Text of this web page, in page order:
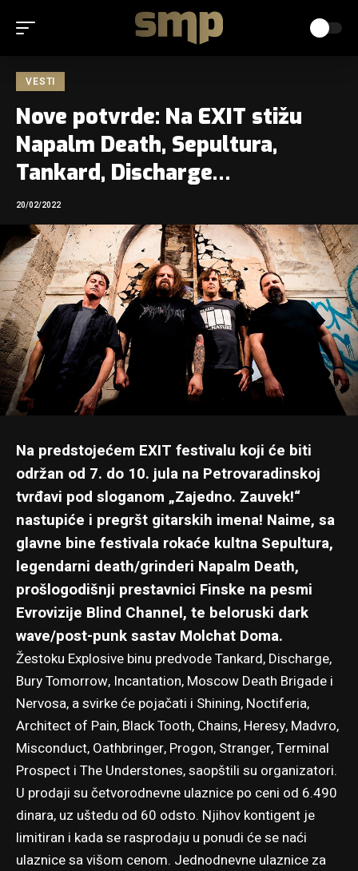
VESTI
Nove potvrde: Na EXIT stižu
Napalm Death, Sepultura,
Tankard, Discharge…
20/02/2022
Na predstojećem EXIT festivalu koji će biti
održan od 7. do 10. jula na Petrovaradinskoj
tvrđavi pod sloganom „Zajedno. Zauvek!“
nastupiće i pregršt gitarskih imena! Naime, sa
glavne bine festivala rokaće kultna Sepultura,
legendarni death/grinderi Napalm Death,
prošlogodišnji prestavnici Finske na pesmi
Evrovizije Blind Channel, te beloruski dark
wave/post-punk sastav Molchat Doma.
Žestoku Explosive binu predvode Tankard, Discharge,
Bury Tomorrow, Incantation, Moscow Death Brigade i
Nervosa, a svirke će pojačati i Shining, Noctiferia,
Architect of Pain, Black Tooth, Chains, Heresy, Madvro,
Misconduct, Oathbringer, Progon, Stranger, Terminal
Prospect i The Understones, saopštili su organizatori.
U prodaji su četvorodnevne ulaznice po ceni od 6.490
dinara, uz uštedu od 60 odsto. Njihov kontigent je
limitiran i kada se rasprodaju u ponudi će se naći
ulaznice sa višom cenom. Jednodnevne ulaznice za